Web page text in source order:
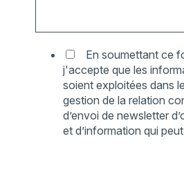
En soumettant ce
j'accepte que les
soient exploitées dans
gestion de la relation
d’envoi de newsletter
et d’information qui